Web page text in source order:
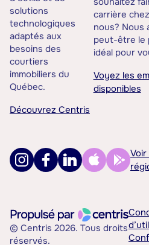
solutions
technologiques
adaptés aux
besoins des
courtiers
immobiliers du
Québec.
Découvrez Centris
carrière chez
nous? Nous
peut-être le
idéal pour
Voyez les
disponibles
Voir
© Centris 2026. Tous droits
réservés.